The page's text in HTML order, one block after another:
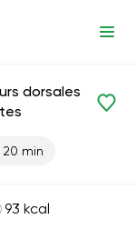
dorsales
20 min
93 kcal